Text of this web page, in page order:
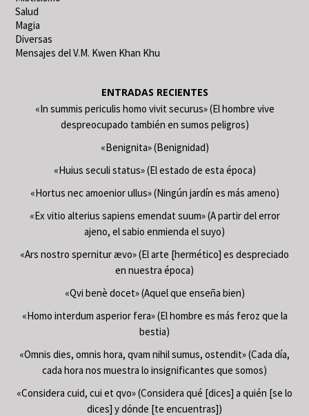
Salud
Magia
Diversas
Mensajes del V.M. Kwen Khan Khu
ENTRADAS RECIENTES
«In summis periculis homo vivit securus» (El hombre vive
despreocupado también en sumos peligros)
«Benignita» (Benignidad)
«Huius seculi status» (El estado de esta época)
«Hortus nec amoenior ullus» (Ningún jardín es más ameno)
«Ex vitio alterius sapiens emendat suum» (A partir del error
ajeno, el sabio enmienda el suyo)
«Ars nostro spernitur ævo» (El arte [hermético] es despreciado
en nuestra época)
«Qvi benè docet» (Aquel que enseña bien)
«Homo interdum asperior fera» (El hombre es más feroz que la
bestia)
«Omnis dies, omnis hora, qvam nihil sumus, ostendit» (Cada día,
cada hora nos muestra lo insignificantes que somos)
«Considera cuid, cui et qvo» (Considera qué [dices] a quién [se lo
dices] y dónde [te encuentras])